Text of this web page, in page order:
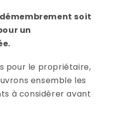
soit
un
pour le propriétaire,
ensemble les
à considérer avant